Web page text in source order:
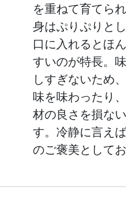
を重ねて育てら
身はぷりぷりと
口に入れるとほ
すいのが特長。
しすぎないため
味を味わったり
材の良さを損な
す。冷静に言え
のご褒美として